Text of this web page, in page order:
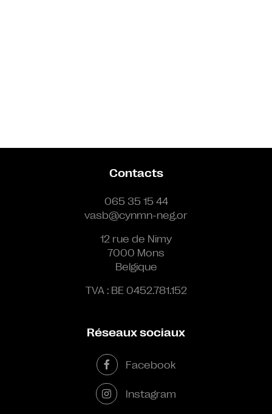
Contacts
065 35 15 44
vasb@cynmn-neg.or
12 rue de Nimy
7000 Mons
Belgique
TVA : BE 0452.781.152
Réseaux sociaux
Facebook
Instagram